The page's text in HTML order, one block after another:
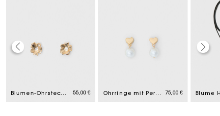
Blumen-Ohrstecker 55,00 € Ohrringe mit Perlen 75,00 € Blume